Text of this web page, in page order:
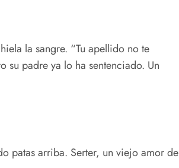
la sangre. “Tu apellido no te
su padre ya lo ha sentenciado. Un
patas arriba. Serter, un viejo amor de